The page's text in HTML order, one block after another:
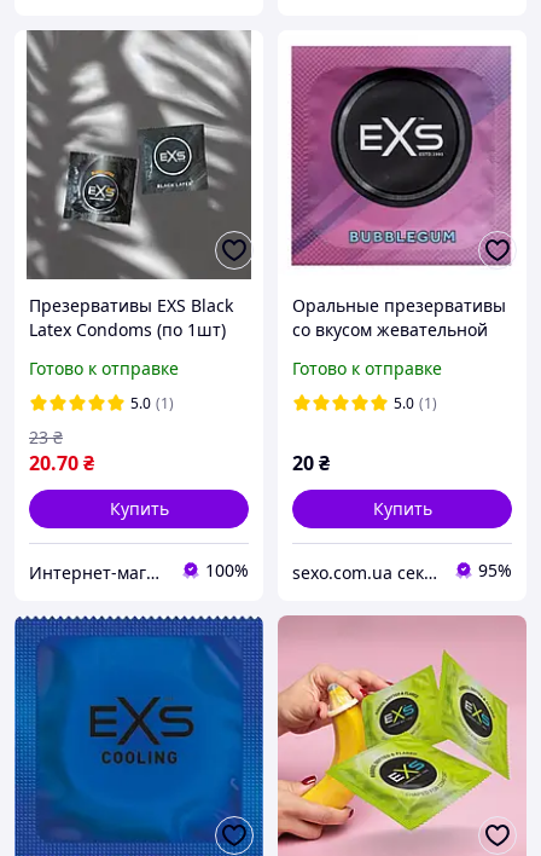
Презервативы EXS Black
Latex Condoms (по 1шт)
отличаться цветом и
рисунком)
Готово к отправке
5.0 (1)
20.70₴
23 ₴
Купить
Интернет-магазин "Резинки" 100%
Оральные презервативы
со вкусом жевательной
1 шт.
Готово к отправке
5.0 (1)
20₴
Купить
sexo.com.ua секс-шоп интернет-магазин 95%